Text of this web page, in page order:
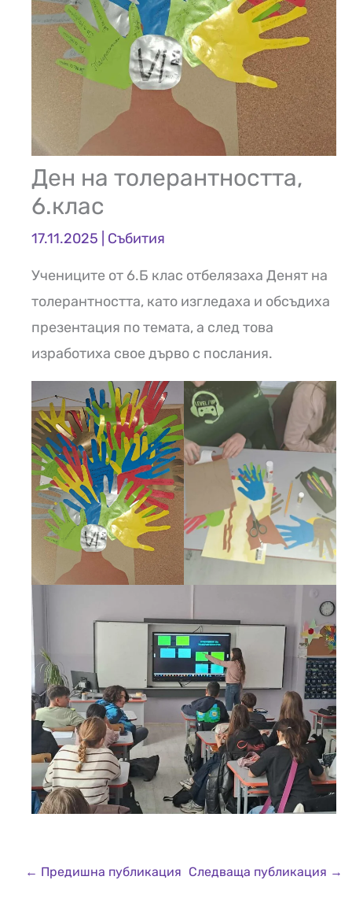
Ден на толерантността,
6.клас
17.11.2025 Събития
Учениците от 6.Б клас отбелязаха Денят на
толерантността, като изгледаха и обсъдиха
презентация по темата, а след това
изработиха свое дърво с послания.
← Предишна публикация Следваща публикация →